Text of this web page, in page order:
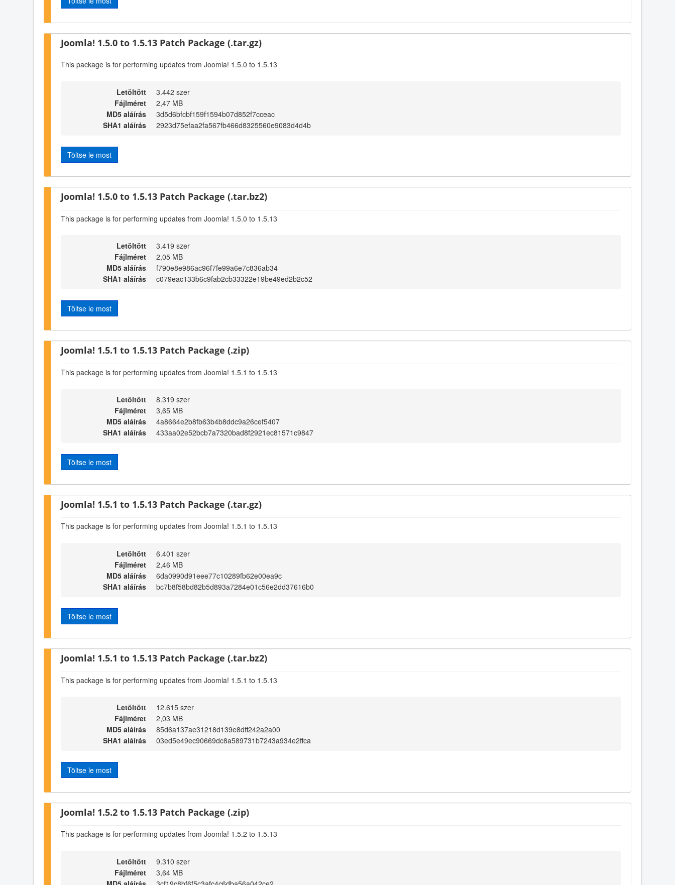
Joomla! 1.5.0 to 1.5.13 Patch Package (.tar.gz)
This package is for performing updates from Joomla! 1.5.0 to 1.5.13
Letöltött
3.442 szer
Fájlméret
2,47 MB
MD5 aláírás
3d5d6bfcbf159f1594b07d852f7cceac
SHA1 aláírás
2923d75efaa2fa567fb466d8325560e9083d4d4b
Töltse le most
Joomla! 1.5.0 to 1.5.13 Patch Package (.tar.bz2)
This package is for performing updates from Joomla! 1.5.0 to 1.5.13
Letöltött
3.419 szer
Fájlméret
2,05 MB
MD5 aláírás
f790e8e986ac96f7fe99a6e7c836ab34
SHA1 aláírás
c079eac133b6c9fab2cb33322e19be49ed2b2c52
Töltse le most
Joomla! 1.5.1 to 1.5.13 Patch Package (.zip)
This package is for performing updates from Joomla! 1.5.1 to 1.5.13
Letöltött
8.319 szer
Fájlméret
3,65 MB
MD5 aláírás
4a8664e2b8fb63b4b8ddc9a26cef5407
SHA1 aláírás
433aa02e52bcb7a7320bad8f2921ec81571c9847
Töltse le most
Joomla! 1.5.1 to 1.5.13 Patch Package (.tar.gz)
This package is for performing updates from Joomla! 1.5.1 to 1.5.13
Letöltött
6.401 szer
Fájlméret
2,46 MB
MD5 aláírás
6da0990d91eee77c10289fb62e00ea9c
SHA1 aláírás
bc7b8f58bd82b5d893a7284e01c56e2dd37616b0
Töltse le most
Joomla! 1.5.1 to 1.5.13 Patch Package (.tar.bz2)
This package is for performing updates from Joomla! 1.5.1 to 1.5.13
Letöltött
12.615 szer
Fájlméret
2,03 MB
MD5 aláírás
85d6a137ae31218d139e8dff242a2a00
SHA1 aláírás
03ed5e49ec90669dc8a589731b7243a934e2ffca
Töltse le most
Joomla! 1.5.2 to 1.5.13 Patch Package (.zip)
This package is for performing updates from Joomla! 1.5.2 to 1.5.13
Letöltött
9.310 szer
Fájlméret
3,64 MB